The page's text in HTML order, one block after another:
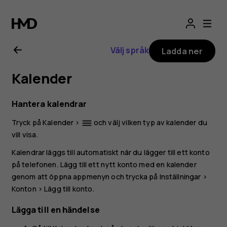
för
Nokia
G21
Välj språk Ladda ner
Kalender
Hantera kalendrar
Tryck påKalender > dehaze och välj vilken typ av kalender du
vill visa.
Kalendrar läggs till automatiskt när du lägger till ett konto
på telefonen. Lägg till ett nytt konto med en kalender
genom att öppna appmenyn och trycka på Inställningar >
Konton >Lägg till konto.
Lägga till en händelse